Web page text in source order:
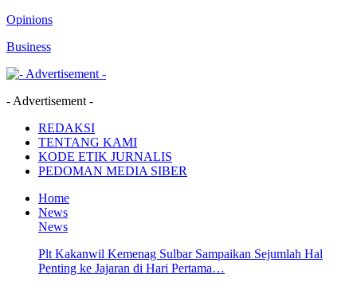
Opinions
Business
- Advertisement -
REDAKSI
TENTANG KAMI
KODE ETIK JURNALIS
PEDOMAN MEDIA SIBER
Home
News
News
Plt Kakanwil Kemenag Sulbar Sampaikan Sejumlah Hal
Penting ke Jajaran di Hari Pertama…